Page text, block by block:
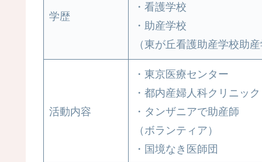
学歴
・看護学校
・助産学校
（東が丘看護助産学校助
活動内容
・東京医療センター
・都内産婦人科クリニック
・タンザニアで助産師
（ボランティア）
・国境なき医師団